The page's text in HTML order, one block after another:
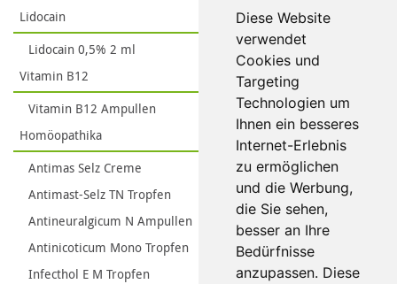
Diese Website
verwendet
Cookies und
Targeting
Technologien um
Ihnen ein besseres
Internet-Erlebnis
zu ermöglichen
und die Werbung,
die Sie sehen,
besser an Ihre
Bedürfnisse
anzupassen. Diese
Lidocain
Lidocain 0,5% 2 ml
Vitamin B12
Vitamin B12 Ampullen
Homöopathika
Antimas Selz Creme
Antimast-Selz TN Tropfen
Antineuralgicum N Ampullen
Antinicoticum Mono Tropfen
Infecthol E M Tropfen